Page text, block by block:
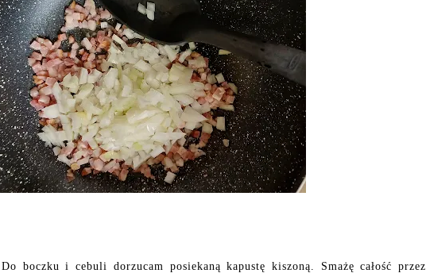
Do boczku i cebuli dorzucam posiekaną kapustę kiszoną. Smażę całość przez